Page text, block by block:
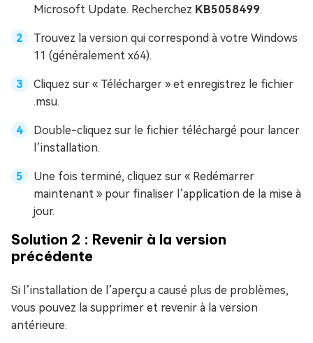
Microsoft Update. Recherchez KB5058499.
Trouvez la version qui correspond à votre Windows
11 (généralement x64).
Cliquez sur « Télécharger » et enregistrez le fichier
.msu.
Double-cliquez sur le fichier téléchargé pour lancer
l’installation.
Une fois terminé, cliquez sur « Redémarrer
maintenant » pour finaliser l’application de la mise à
jour.
Solution 2 : Revenir à la version
précédente
Si l’installation de l’aperçu a causé plus de problèmes,
vous pouvez la supprimer et revenir à la version
antérieure.